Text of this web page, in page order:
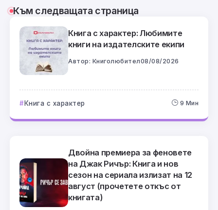
Към следващата страница
Книга с характер: Любимите
книги на издателските екипи
Автор: Книголюбител08/08/2026
Книга с характер 9 Мин
Двойна премиера за феновете
на Джак Ричър: Книга и нов
сезон на сериала излизат на 12
август (прочетете откъс от
книгата)